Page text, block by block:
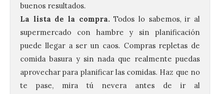
buenos resultados.
La lista de la compra.Todos lo sabemos, ir al
supermercado con hambre y sin planificación
puede llegar a ser un caos. Compras repletas de
comida basura y sin nada que realmente puedas
aprovechar para planificar las comidas. Haz que no
te pase, mira tú nevera antes de ir al